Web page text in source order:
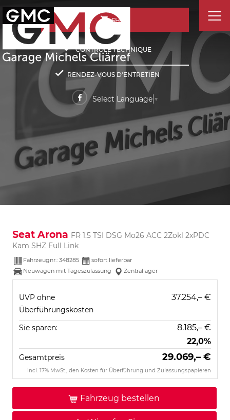
SHOP
CONTRÔLE TECHNIQUE
RENDEZ-VOUS D'ENTRETIEN
Select Language ▼
Seat Arona FR 1.5 TSI DSG Mo26 ACC 2Zokl 2xPDC
Kam SHZ Full Link
Fahrzeugnr.: 348285
sofort lieferbar
Neuwagen mit Tageszulassung
Zentrallager
UVP ohne
Überführungskosten
37.254,– €
Sie sparen:
8.185,– €
22,0%
Gesamtpreis 29.069,– €
incl. 17% MwSt., den Kosten für Überführung und Zulassungspapieren
Fahrzeug bestellen